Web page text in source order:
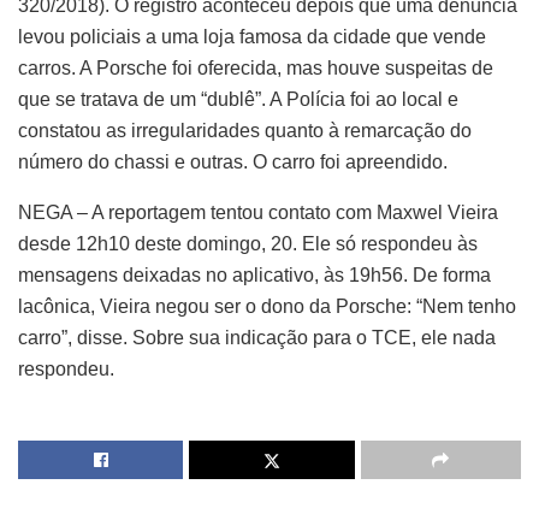
320/2018). O registro aconteceu depois que uma denúncia
levou policiais a uma loja famosa da cidade que vende
carros. A Porsche foi oferecida, mas houve suspeitas de
que se tratava de um “dublê”. A Polícia foi ao local e
constatou as irregularidades quanto à remarcação do
número do chassi e outras. O carro foi apreendido.
NEGA – A reportagem tentou contato com Maxwel Vieira
desde 12h10 deste domingo, 20. Ele só respondeu às
mensagens deixadas no aplicativo, às 19h56. De forma
lacônica, Vieira negou ser o dono da Porsche: “Nem tenho
carro”, disse. Sobre sua indicação para o TCE, ele nada
respondeu.